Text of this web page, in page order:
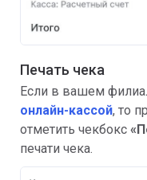
Печать чека
Если в вашем
онлайн-кассой, то
отметить чекбокс
печати чека.